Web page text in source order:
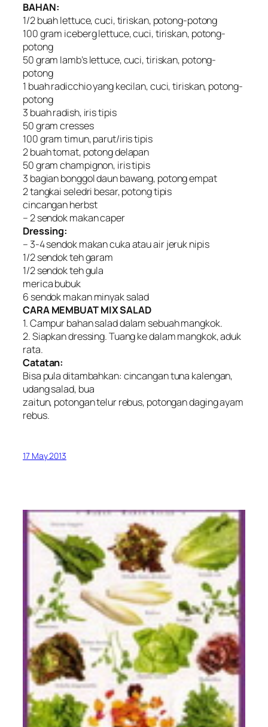
BAHAN:
1/2 buah lettuce, cuci, tiriskan, potong-potong
100 gram iceberg lettuce, cuci, tiriskan, potong-
potong
50 gram Iamb’s lettuce, cuci, tiriskan, potong-
potong
1 buah radicchio yang kecilan, cuci, tiriskan, potong-
potong
3 buah radish, iris tipis
50 gram cresses
100 gram timun, parut/iris tipis
2 buah tomat, potong delapan
50 gram champignon, iris tipis
3 bagian bonggol daun bawang, potong empat
2 tangkai seledri besar, potong tipis
cincangan herbst
– 2 sendok makan caper
Dressing:
– 3-4 sendok makan cuka atau air jeruk nipis
1/2 sendok teh garam
1/2 sendok teh gula
merica bubuk
6 sendok makan minyak salad
CARA MEMBUAT MIX SALAD
1. Campur bahan salad dalam sebuah mangkok.
2. Siapkan dressing. Tuang ke dalam mangkok, aduk
rata.
Catatan:
Bisa pula ditambahkan: cincangan tuna kalengan,
udang salad, bua
zaitun, potongan telur rebus, potongan daging ayam
rebus.
17 May 2013